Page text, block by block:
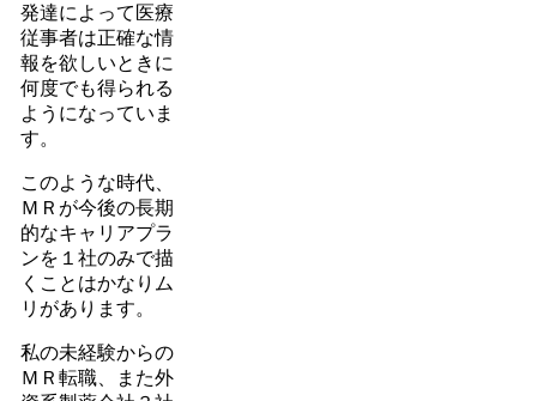
発達によって医療
従事者は正確な情
報を欲しいときに
何度でも得られる
ようになっていま
す。
このような時代、
ＭＲが今後の長期
的なキャリアプラ
ンを１社のみで描
くことはかなりム
リがあります。
私の未経験からの
ＭＲ転職、また外